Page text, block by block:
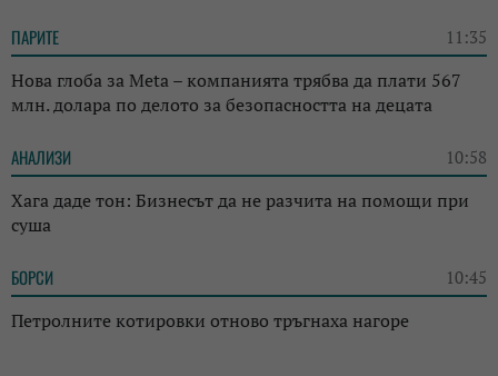
ПАРИТЕ 11:35
Нова глоба за Meta – компанията трябва да плати 567
млн. долара по делото за безопасността на децата
АНАЛИЗИ 10:58
Хага даде тон: Бизнесът да не разчита на помощи при
суша
БОРСИ 10:45
Петролните котировки отново тръгнаха нагоре